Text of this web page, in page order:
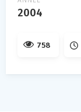
2004
758